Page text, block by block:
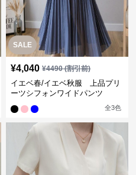
SALE
¥4,040 ¥4490(割引前)
イエベ春/イエベ秋服 上品プリ
ーツシフォンワイドパンツ
全3色